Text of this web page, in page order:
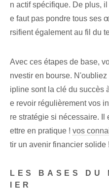
n actif spécifique. De plus,
e faut pas pondre tous ses
rsifient également au fil du
Avec ces étapes de base,
nvestir en bourse.
ipline sont la clé du succès
e revoir régulièrement vos
re stratégie si nécessaire. Il
ettre en pratique ! vos
tir un avenir financier solide !
LES BASES DU
IER